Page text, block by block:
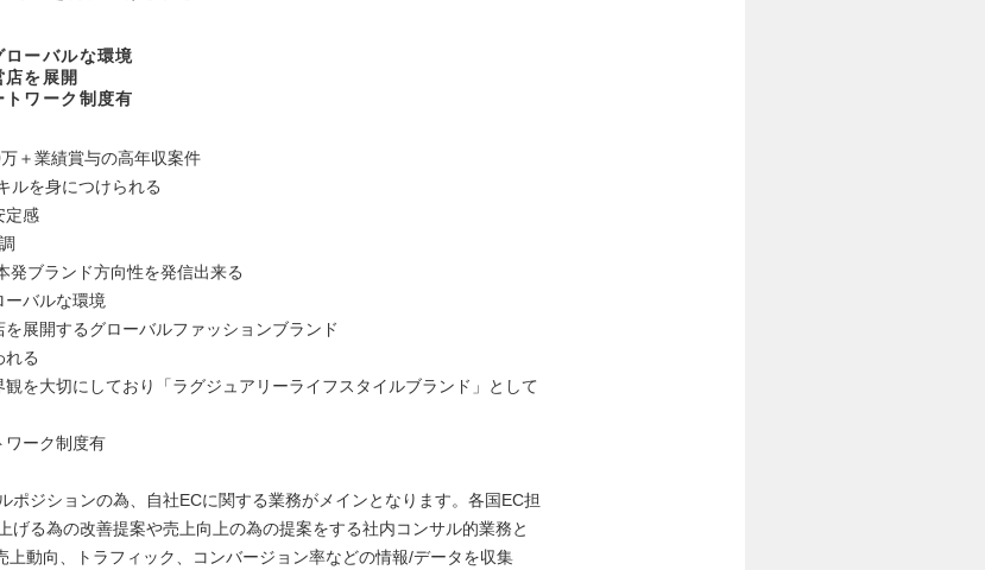
ーバルな環境
を展開
ワーク制度有
＋業績賞与の高年収案件
ルを身につけられる
定感
発ブランド方向性を発信出来る
ーバルな環境
展開するグローバルファッションブランド
れる
を大切にしており「ラグジュアリーライフスタイルブランド」として
ワーク制度有
ポジションの為、自社ECに関する業務がメインとなります。各国EC担
げる為の改善提案や売上向上の為の提案をする社内コンサル的業務と
上動向、トラフィック、コンバージョン率などの情報/データを収集